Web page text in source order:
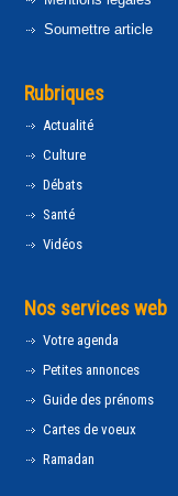
Soumettre article
Rubriques
Actualité
Culture
Débats
Santé
Vidéos
Nos services web
Votre agenda
Petites annonces
Guide des prénoms
Cartes de voeux
Ramadan